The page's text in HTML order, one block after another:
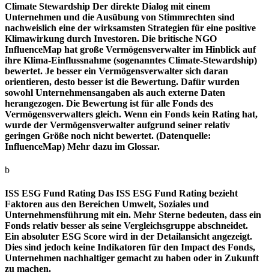
Climate Stewardship Der direkte Dialog mit einem
Unternehmen und die Ausübung von Stimmrechten sind
nachweislich eine der wirksamsten Strategien für eine positive
Klimawirkung durch Investoren. Die britische NGO
InfluenceMap hat große Vermögensverwalter im Hinblick auf
ihre Klima-Einflussnahme (sogenanntes Climate-Stewardship)
bewertet. Je besser ein Vermögensverwalter sich daran
orientieren, desto besser ist die Bewertung. Dafür wurden
sowohl Unternehmensangaben als auch externe Daten
herangezogen. Die Bewertung ist für alle Fonds des
Vermögensverwalters gleich. Wenn ein Fonds kein Rating hat,
wurde der Vermögensverwalter aufgrund seiner relativ
geringen Größe noch nicht bewertet. (Datenquelle:
InfluenceMap) Mehr dazu im Glossar.
b
ISS ESG Fund Rating Das ISS ESG Fund Rating bezieht
Faktoren aus den Bereichen Umwelt, Soziales und
Unternehmensführung mit ein. Mehr Sterne bedeuten, dass ein
Fonds relativ besser als seine Vergleichsgruppe abschneidet.
Ein absoluter ESG Score wird in der Detailansicht angezeigt.
Dies sind jedoch keine Indikatoren für den Impact des Fonds,
Unternehmen nachhaltiger gemacht zu haben oder in Zukunft
zu machen.